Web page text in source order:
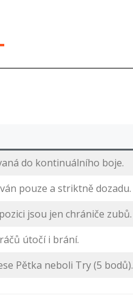
do kontinuálního boje.
pouze a striktně dozadu.
jsou jen chrániče zubů.
útočí i brání.
Pětka neboli Try (5 bodů).